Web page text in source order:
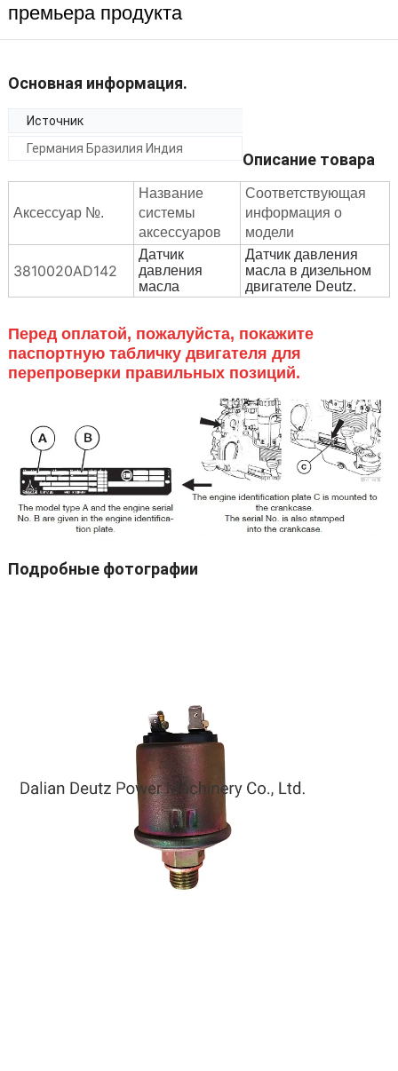
премьера продукта